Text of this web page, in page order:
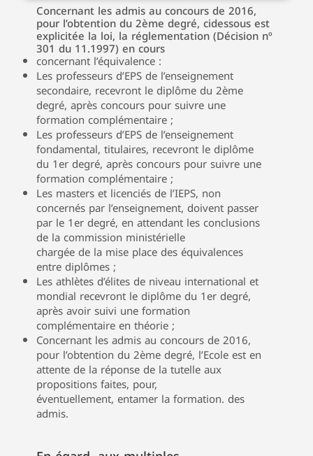
Concernant les admis au concours de 2016,
pour l’obtention du 2ème degré, cidessous est
explicitée la loi, la réglementation (Décision nº
301 du 11.1997) en cours
concernant l’équivalence :
Les professeurs d’EPS de l’enseignement
secondaire, recevront le diplôme du 2ème
degré, après concours pour suivre une
formation complémentaire ;
Les professeurs d’EPS de l’enseignement
fondamental, titulaires, recevront le diplôme
du 1er degré, après concours pour suivre une
formation complémentaire ;
Les masters et licenciés de l’IEPS, non
concernés par l’enseignement, doivent passer
par le 1er degré, en attendant les conclusions
de la commission ministérielle
chargée de la mise place des équivalences
entre diplômes ;
Les athlètes d’élites de niveau international et
mondial recevront le diplôme du 1er degré,
après avoir suivi une formation
complémentaire en théorie ;
Concernant les admis au concours de 2016,
pour l’obtention du 2ème degré, l’Ecole est en
attente de la réponse de la tutelle aux
propositions faites, pour,
éventuellement, entamer la formation. des
admis.